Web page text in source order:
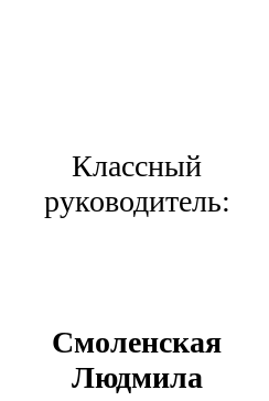
Классный
руководитель:
Смоленская
Людмила